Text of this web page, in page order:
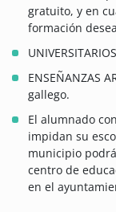
gratuito, y en
formación
ENSEÑANZAS
gallego.
El alumnado
impidan su
municipio
centro de
en el